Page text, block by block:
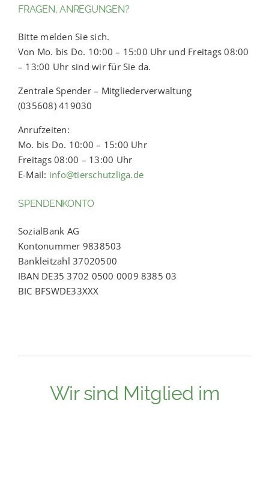
FRAGEN, ANREGUNGEN?
Bitte melden Sie sich.
Von Mo. bis Do. 10:00 – 15:00 Uhr und Freitags 08:00
– 13:00 Uhr sind wir für Sie da.
Zentrale Spender – Mitgliederverwaltung
(035608) 419030
Anrufzeiten:
Mo. bis Do. 10:00 – 15:00 Uhr
Freitags 08:00 – 13:00 Uhr
E-Mail: info@tierschutzliga.de
SPENDENKONTO
SozialBank AG
Kontonummer 9838503
Bankleitzahl 37020500
IBAN DE35 3702 0500 0009 8385 03
BIC BFSWDE33XXX
Wir sind Mitglied im